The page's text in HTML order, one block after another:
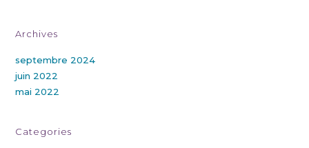
Archives
septembre 2024
juin 2022
mai 2022
Categories